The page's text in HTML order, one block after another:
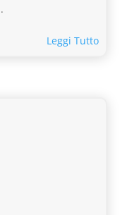
Leggi Tutto